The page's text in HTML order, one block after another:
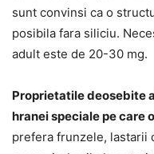
sunt convinsi ca o
posibila fara siliciu.
adult este de 20-30 mg.
Proprietatile deosebite
hranei speciale pe care
prefera frunzele, lastarii